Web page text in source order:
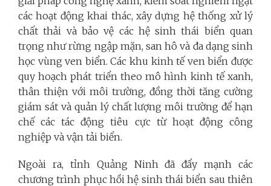
các hoạt động khai thác, xây dựng hệ thống xử lý
chất thải và bảo vệ các hệ sinh thái biển quan
trọng như rừng ngập mặn, san hô và đa dạng sinh
học vùng ven biển. Các khu kinh tế ven biển được
quy hoạch phát triển theo mô hình kinh tế xanh,
thân thiện với môi trường, đồng thời tăng cường
giám sát và quản lý chất lượng môi trường để hạn
chế các tác động tiêu cực từ hoạt động công
nghiệp và vận tải biển.
Ngoài ra, tỉnh Quảng Ninh đã đẩy mạnh các
chương trình phục hồi hệ sinh thái biển sau thiên